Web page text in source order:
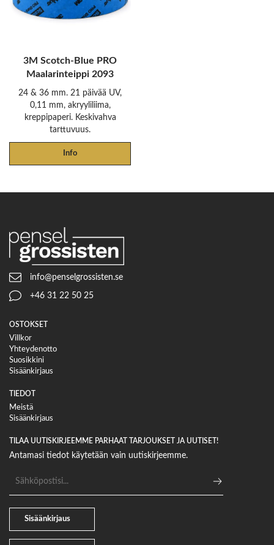
3M Scotch-Blue PRO
Maalarinteippi 2093
24 & 36 mm. 21 päivää UV,
0,11 mm, akryyliliima,
kreppipaperi. Keskivahva
tarttuvuus.
Info
info@penselgrossisten.se
+46 31 22 50 25
OSTOKSET
Villkor
Yhteydenotto
Suosikkini
Sisäänkirjaus
TIEDOT
Meistä
Sisäänkirjaus
TILAA UUTISKIRJEEMME PARHAAT TARJOUKSET JA UUTISET!
Antamasi tiedot käytetään vain uutiskirjeemme.
Sisäänkirjaus